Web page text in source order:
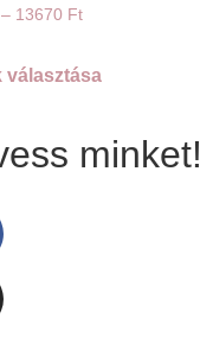
– 13670 Ft
választása
minket!